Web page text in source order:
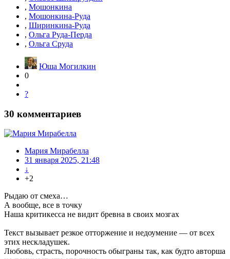
, Мошонкина
, Мошонкина-Руда
, Ширинкина-Руда
, Ольга Руда-Перда
, Ольга Сруда
Юша Могилкин
0
?
30 комментариев
Мария Мирабелла
31 января 2025, 21:48
↓
+2
Рыдаю от смеха…
А вообще, все в точку
Наша критикесса не видит бревна в своих мозгах
Текст вызывает резкое отторжение и недоумение — от всех
этих нескладушек.
Любовь, страсть, порочность обыграны так, как будто авторша